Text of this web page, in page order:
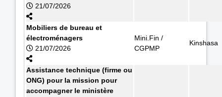
21/07/2026
Mobiliers de bureau et
électroménagers
21/07/2026
Mini.Fin /
CGPMP
Kinshasa
Assistance technique (firme ou
ONG) pour la mission pour
accompagner le ministère